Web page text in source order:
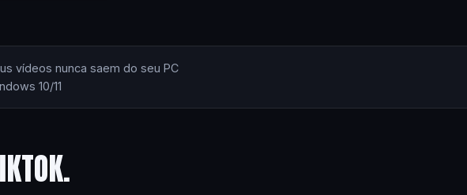
vídeos nunca saem do seu PC
10/11